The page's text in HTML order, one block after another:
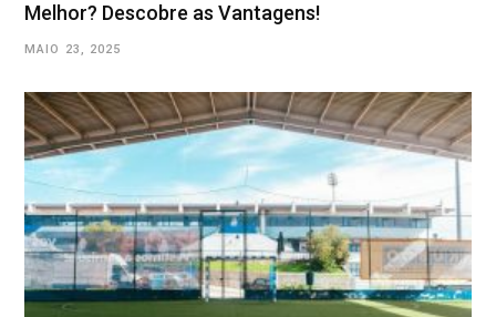
Melhor? Descobre as Vantagens!
MAIO 23, 2025